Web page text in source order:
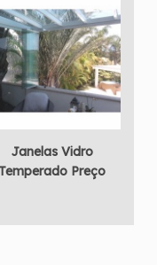
Janelas Vidro
Temperado Preço